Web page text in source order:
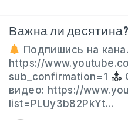
Важна ли десятина?
Подпишись на
https://
sub_confirmation=1
видео: https://
list=PLUy3b82PkYt...